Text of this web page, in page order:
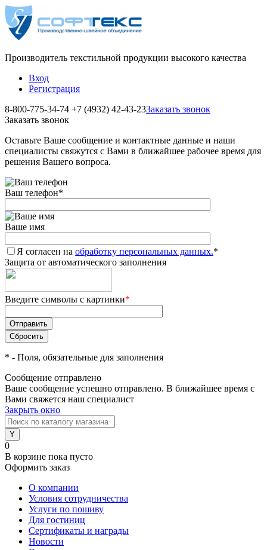
Производитель текстильной продукции высокого качества
Вход
Регистрация
8-800-775-34-74 +7 (4932) 42-43-23Заказать звонок
Заказать звонок
Оставьте Ваше сообщение и контактные данные и наши
специалисты свяжутся с Вами в ближайшее рабочее время для
решения Вашего вопроса.
Ваш телефон*
Ваше имя
Я согласен на обработку персональных данных.*
Защита от автоматического заполнения
Введите символы с картинки*
* - Поля, обязательные для заполнения
Сообщение отправлено
Ваше сообщение успешно отправлено. В ближайшее время с
Вами свяжется наш специалист
Закрыть окно
0
В корзине пока пусто
Оформить заказ
О компании
Условия сотрудничества
Услуги по пошиву
Для гостиниц
Сертификаты и награды
Новости